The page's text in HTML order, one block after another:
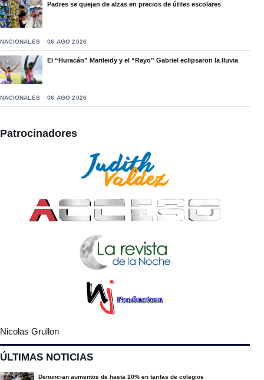
Padres se quejan de alzas en precios de útiles escolares
NACIONALES 06 AGO 2026
El “Huracán” Marileidy y el “Rayo” Gabriel eclipsaron la lluvia
NACIONALES 06 AGO 2026
Patrocinadores
Nicolas Grullon
ÚLTIMAS NOTICIAS
Denuncian aumentos de hasta 10% en tarifas de colegios